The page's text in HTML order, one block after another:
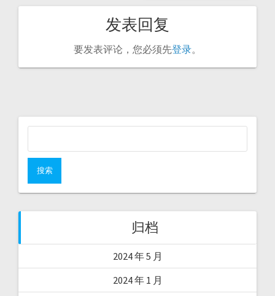
发表回复
要发表评论，您必须先登录。
归档
2024 年 5 月
2024 年 1 月